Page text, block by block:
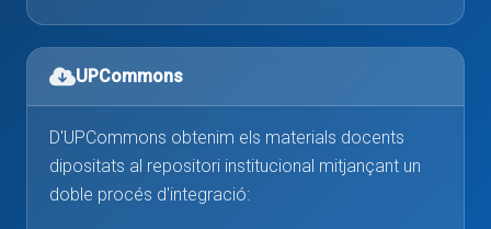
UPCommons
D'UPCommons obtenim els materials docents
dipositats al repositori institucional mitjançant un
doble procés d'integració: